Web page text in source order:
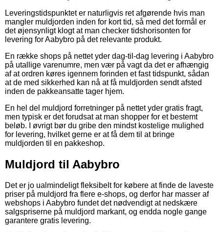
Leveringstidspunktet er naturligvis ret afgørende hvis man
mangler muldjorden inden for kort tid, så med det formål er
det øjensynligt klogt at man checker tidshorisonten for
levering for Aabybro på det relevante produkt.
En række shops på nettet yder dag-til-dag levering i Aabybro
på utallige varenumre, men vær på vagt da det er afhængig
af at ordren køres igennem forinden et fast tidspunkt, sådan
at de med sikkerhed kan nå at få muldjorden sendt afsted
inden de pakkeansatte tager hjem.
En hel del muldjord forretninger på nettet yder gratis fragt,
men typisk er det forudsat at man shopper for et bestemt
beløb. I øvrigt bør du gribe den mindst kostelige mulighed
for levering, hvilket gerne er at få dem til at bringe
muldjorden til en pakkeshop.
Muldjord til Aabybro
Det er jo ualmindeligt fleksibelt for købere at finde de laveste
priser på muldjord fra flere e-shops, og derfor har masser af
webshops i Aabybro fundet det nødvendigt at nedskære
salgspriserne på muldjord markant, og endda nogle gange
garantere gratis levering.